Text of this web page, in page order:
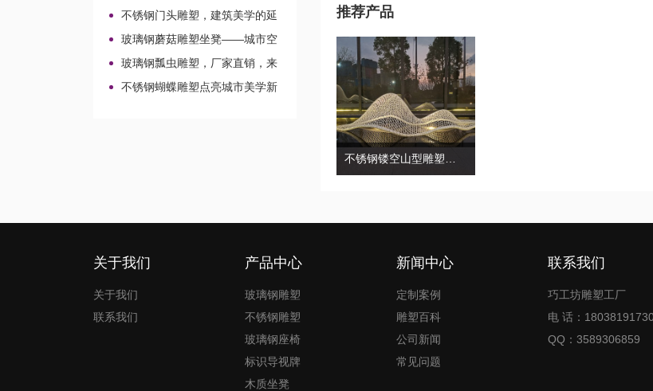
店小二!
不锈钢门头雕塑，建筑美学的延
伸!
玻璃钢蘑菇雕塑坐凳——城市空
间的魔法家具!
玻璃钢瓢虫雕塑，厂家直销，来
图定制不一样的风景!
不锈钢蝴蝶雕塑点亮城市美学新
推荐产品
关于我们
关于我们
联系我们
产品中心
玻璃钢雕塑
不锈钢雕塑
玻璃钢座椅
标识导视牌
木质坐凳
新闻中心
定制案例
雕塑百科
公司新闻
常见问题
联系我们
巧工坊雕塑工厂
电 话：
QQ：3589306859